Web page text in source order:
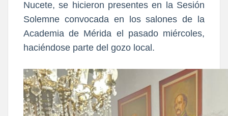
Nucete, se hicieron presentes en la Sesión
Solemne convocada en los salones de la
Academia de Mérida el pasado miércoles,
haciéndose parte del gozo local.